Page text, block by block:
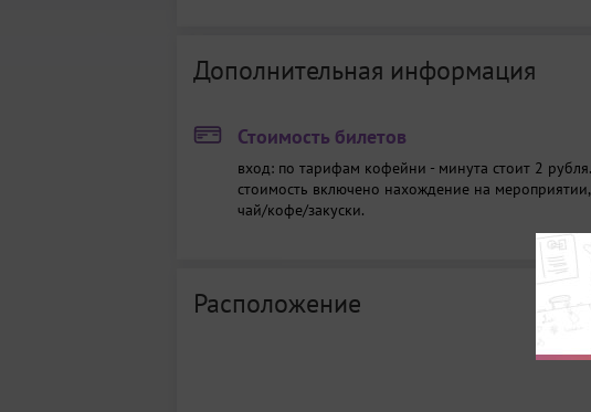
Дополнительная информация
Стоимость билетов
вход: по тарифам кофейни - минута стоит 2 рубля.
стоимость включено нахождение на мероприятии,
чай/кофе/закуски.
Расположение